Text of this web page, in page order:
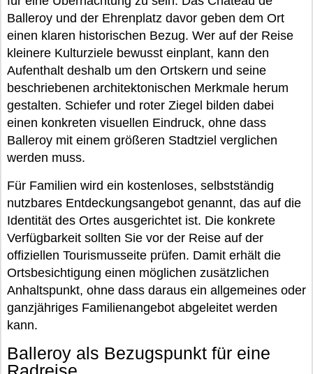
Balleroy und der Ehrenplatz davor geben dem Ort
einen klaren historischen Bezug. Wer auf der Reise
kleinere Kulturziele bewusst einplant, kann den
Aufenthalt deshalb um den Ortskern und seine
beschriebenen architektonischen Merkmale herum
gestalten. Schiefer und roter Ziegel bilden dabei
einen konkreten visuellen Eindruck, ohne dass
Balleroy mit einem größeren Stadtziel verglichen
werden muss.
Für Familien wird ein kostenloses, selbstständig
nutzbares Entdeckungsangebot genannt, das auf die
Identität des Ortes ausgerichtet ist. Die konkrete
Verfügbarkeit sollten Sie vor der Reise auf der
offiziellen Tourismusseite prüfen. Damit erhält die
Ortsbesichtigung einen möglichen zusätzlichen
Anhaltspunkt, ohne dass daraus ein allgemeines oder
ganzjähriges Familienangebot abgeleitet werden
kann.
Balleroy als Bezugspunkt für eine